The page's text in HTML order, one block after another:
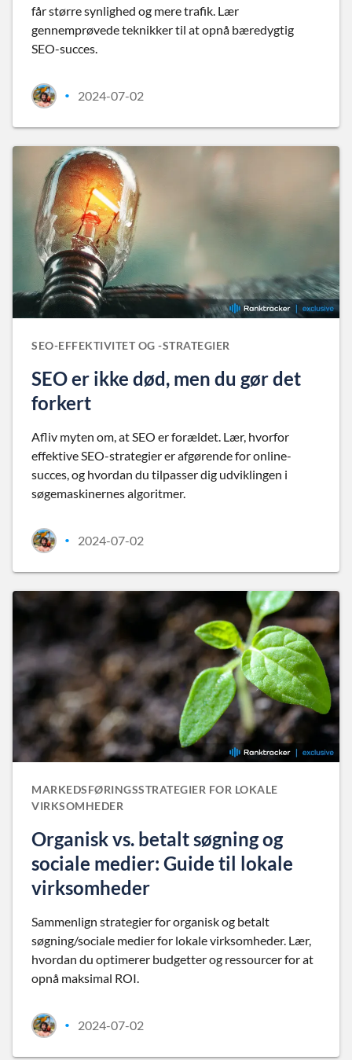
får større synlighed og mere trafik. Lær
gennemprøvede teknikker til at opnå bæredygtig
SEO-succes.
• 2024-07-02
SEO-EFFEKTIVITET OG -STRATEGIER
SEO er ikke død, men du gør det
forkert
Afliv myten om, at SEO er forældet. Lær, hvorfor
effektive SEO-strategier er afgørende for online-
succes, og hvordan du tilpasser dig udviklingen i
søgemaskinernes algoritmer.
• 2024-07-02
MARKEDSFØRINGSSTRATEGIER FOR LOKALE
VIRKSOMHEDER
Organisk vs. betalt søgning og
sociale medier: Guide til lokale
virksomheder
Sammenlign strategier for organisk og betalt
søgning/sociale medier for lokale virksomheder. Lær,
hvordan du optimerer budgetter og ressourcer for at
opnå maksimal ROI.
• 2024-07-02